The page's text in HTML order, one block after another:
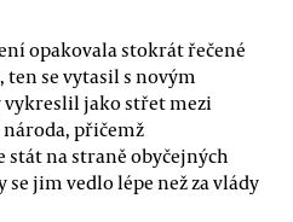
opakovala stokrát řečené
ten se vytasil s novým
jako střet mezi
národa, přičemž
stát na straně obyčejných
jim vedlo lépe než za vlády